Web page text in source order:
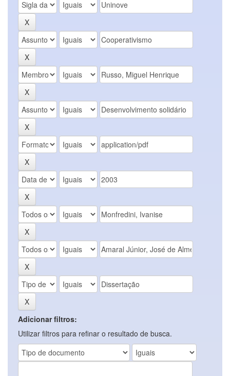
Adicionar filtros:
Utilizar filtros para refinar o resultado de busca.